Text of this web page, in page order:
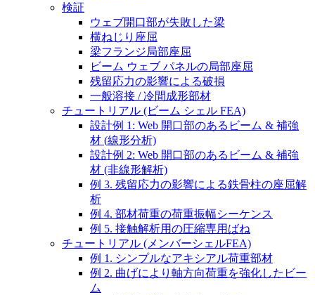
検証
ウェブ開口部が失敗した梁
横ねじり座屈
梁フランジ局部座屈
ビーム ウェブ パネルの局部座屈
残留応力の影響による破損
一般溶接 / 冷間成形部材
チュートリアル (ビーム シェル FEA)
設計例 1: Web 開口部のあるビーム & 補強
材 (線形分析)
設計例 2: Web 開口部のあるビーム & 補強
材 (非線形解析)
例 3. 残留応力の影響による鉄骨柱の座屈解
析
例 4. 部材荷重の荷重振幅シーケンス
例 5. 接触解析用の圧縮専用ばね
チュートリアル (メンバーシェルFEA)
例 1. シンプルなアキシアル荷重部材
例 2. 曲げにより軸方向荷重を強化したビー
ム